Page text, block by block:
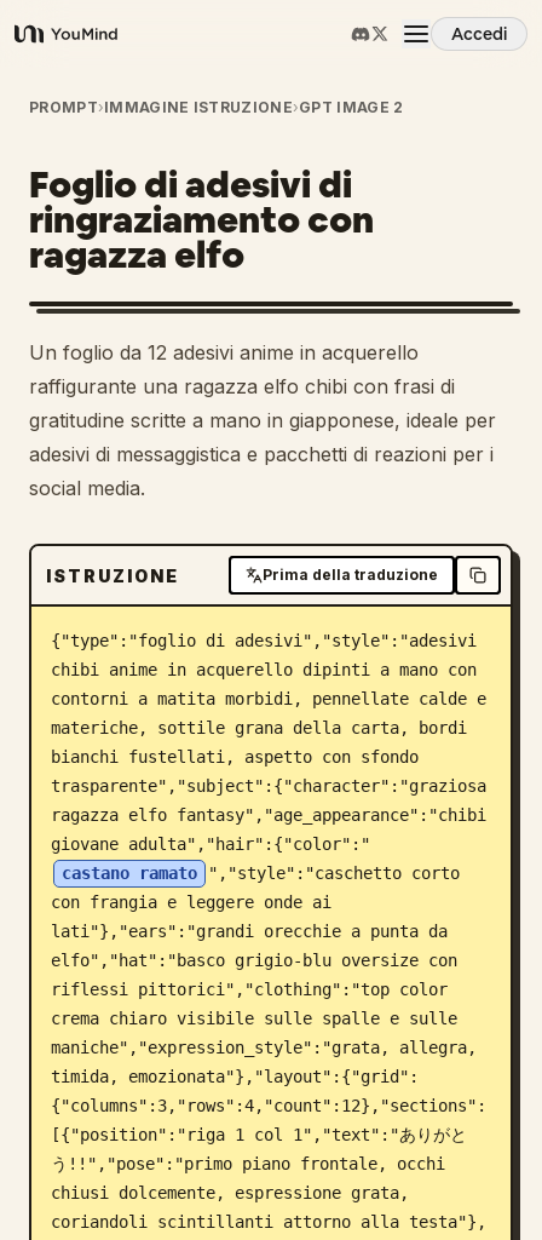
YouMind
Accedi
Panoramica
Casi d'uso
Abilità
Prompt
Prezzi
Scarica
Blog
Aggiornamenti
PROMPT›IMMAGINE ISTRUZIONE›GPT IMAGE 2
Foglio di adesivi di
ringraziamento con
ragazza elfo
Un foglio da 12 adesivi anime in acquerello
raffigurante una ragazza elfo chibi con frasi di
gratitudine scritte a mano in giapponese, ideale per
adesivi di messaggistica e pacchetti di reazioni per i
social media.
ISTRUZIONE Prima della traduzione
{"type":"foglio di adesivi","style":"adesivi
chibi anime in acquerello dipinti a mano con
contorni a matita morbidi, pennellate calde e
materiche, sottile grana della carta, bordi
bianchi fustellati, aspetto con sfondo
trasparente","subject":{"character":"graziosa
ragazza elfo fantasy","age_appearance":"chibi
giovane adulta","hair":{"color":"
castano ramato
","style":"caschetto corto
con frangia e leggere onde ai
lati"},"ears":"grandi orecchie a punta da
elfo","hat":"basco grigio-blu oversize con
riflessi pittorici","clothing":"top color
crema chiaro visibile sulle spalle e sulle
maniche","expression_style":"grata, allegra,
timida, emozionata"},"layout":{"grid":
{"columns":3,"rows":4,"count":12},"sections":
[{"position":"riga 1 col 1","text":"ありがと
う!!","pose":"primo piano frontale, occhi
chiusi dolcemente, espressione grata,
coriandoli scintillanti attorno alla testa"},